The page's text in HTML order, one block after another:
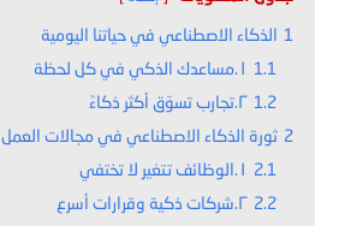
1 الذكاء الاصطناعي في حياتنا اليومية
1.1 ١.مساعدك الذكي في كل لحظة
1.2 ٢.تجارب تسوّق أكثر ذكاءً
2 ثورة الذكاء الاصطناعي في مجالات العمل
2.1 ١.الوظائف تتغير لا تختفي
2.2 ٢.شركات ذكية وقرارات أسرع